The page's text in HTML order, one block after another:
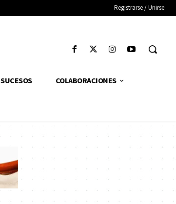
Registrarse / Unirse
SUCESOS COLABORACIONES